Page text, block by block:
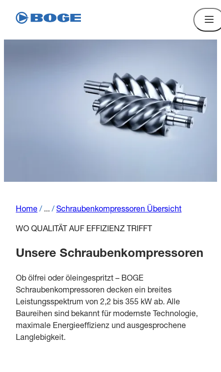
Home / ... / Schraubenkompressoren Übersicht
WO QUALITÄT AUF EFFIZIENZ TRIFFT
Unsere Schraubenkompressoren
Ob ölfrei oder öleingespritzt – BOGE
Schraubenkompressoren decken ein breites
Leistungsspektrum von 2,2 bis 355 kW ab. Alle
Baureihen sind bekannt für modernste Technologie,
maximale Energieeffizienz und ausgesprochene
Langlebigkeit.